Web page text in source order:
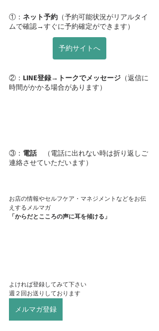
①： ネット予約 （予約可能状況がリアルタイ
ムで確認→すぐに予約確定ができます）
予約サイトへ
②： LINE登録→トークでメッセージ （返信に
時間がかかる場合があります）
③： 電話 （電話に出れない時は折り返しご
連絡させていただいます）
お店の情報やセルフケア・マネジメントなどをお伝
えするメルマガ
「からだとこころの声に耳を傾ける」
よければ登録してみて下さい
週２回お送りしております
メルマガ登録